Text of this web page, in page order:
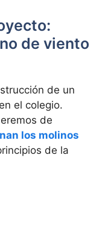
de viento
de un
el colegio.
de
los molinos
de la